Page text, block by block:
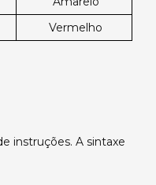
Vermelho
instruções. A sintaxe